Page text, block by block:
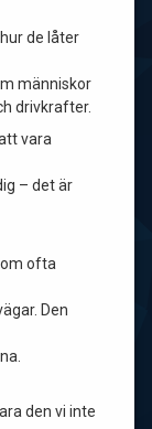
de låter
människor
drivkrafter.
vara
– det är
ofta
Den
den vi inte